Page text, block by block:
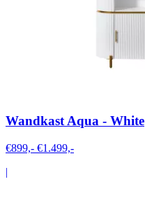
Wandkast Aqua - White
€899,- €1.499,-
|